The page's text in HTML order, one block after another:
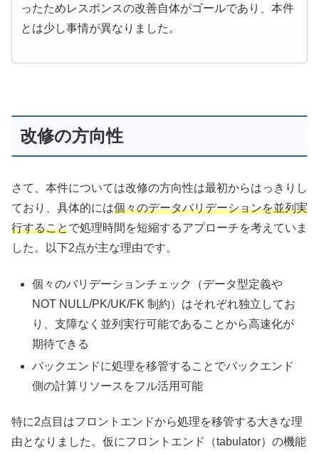
ったためレスポンスの改善自体がゴールであり、本件
とは少し事情が異なりました。
改修の方向性
さて、本件については改修の方向性は最初からはっきりし
ており、具体的には個々のデータバリデーションを並列実
行することで処理時間を短縮するアプローチを考えていま
した。以下2点が主な理由です。
個々のバリデーションチェック（データ型定義や
NOT NULL/PK/UK/FK 制約）はそれぞれ独立してお
り、支障なく並列実行可能であることから高速化が
期待できる
バックエンドに処理を移管することでバックエンド
側の計算リソースをフル活用可能
特に2点目はフロントエンドから処理を移管する大きな理
由となりました。仮にフロントエンド（tabulator）の機能